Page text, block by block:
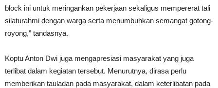
block ini untuk meringankan pekerjaan sekaligus mempererat tali
silaturahmi dengan warga serta menumbuhkan semangat gotong-
royong,” tandasnya.
Koptu Anton Dwi juga mengapresiasi masyarakat yang juga
terlibat dalam kegiatan tersebut. Menurutnya, dirasa perlu
memberikan tauladan pada masyarakat, dalam keterlibatan pada